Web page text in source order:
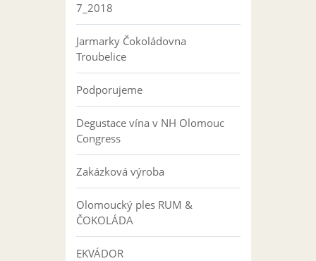
7_2018
Jarmarky Čokoládovna
Troubelice
Podporujeme
Degustace vína v NH Olomouc
Congress
Zakázková výroba
Olomoucký ples RUM &
ČOKOLÁDA
EKVÁDOR